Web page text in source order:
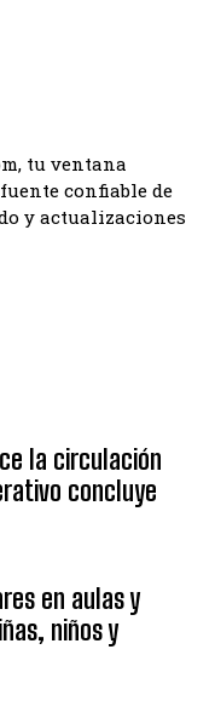
tu ventana
confiable de
y actualizaciones
la circulación
concluye
en aulas y
niños y